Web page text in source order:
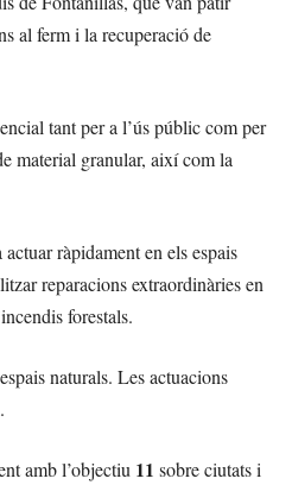
al ferm i la recuperació de
tant per a l’ús públic com per
material granular, així com la
actuar ràpidament en els espais
reparacions extraordinàries en
forestals.
naturals. Les actuacions
amb l’objectiu 11 sobre ciutats i